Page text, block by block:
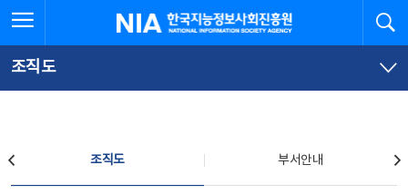
문
로
가
체
뉴
바
가
한국지능정보사회진흥원
조직도
조직도 부서안내